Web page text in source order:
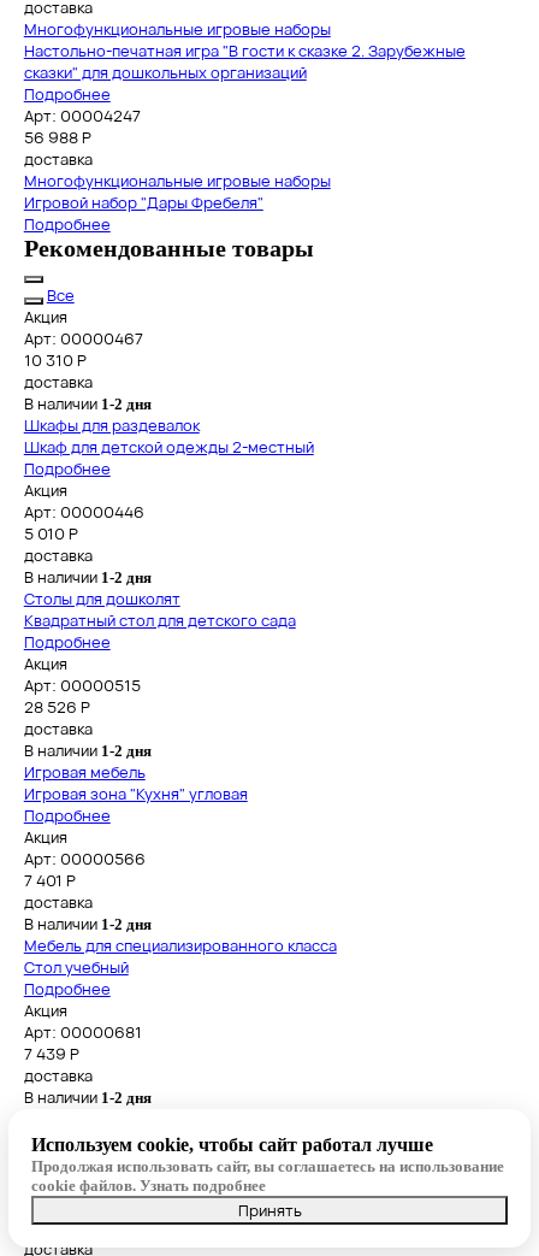
доставка
Многофункциональные игровые наборы
Настольно-печатная игра "В гости к сказке 2. Зарубежные
сказки" для дошкольных организаций
Подробнее
Арт: 00004247
56 988Р
доставка
Многофункциональные игровые наборы
Игровой набор "Дары Фребеля"
Подробнее
Рекомендованные товары
Все
Акция
Арт: 00000467
10 310Р
доставка
В наличии 1-2 дня
Шкафы для раздевалок
Шкаф для детской одежды 2-местный
Подробнее
Акция
Арт: 00000446
5 010Р
доставка
В наличии 1-2 дня
Столы для дошколят
Квадратный стол для детского сада
Подробнее
Акция
Арт: 00000515
28 526 Р
доставка
В наличии 1-2 дня
Игровая мебель
Игровая зона "Кухня" угловая
Подробнее
Акция
Арт: 00000566
7 401 Р
доставка
В наличии 1-2 дня
Мебель для специализированного класса
Стол учебный
Подробнее
Акция
Арт: 00000681
7 439 Р
доставка
В наличии 1-2 дня
Стул ученический Сигма, красный, гр. №6
Подробнее
Акция
5 807Р
доставка
Используем cookie, чтобы сайт работал лучше
Продолжая использовать сайт, вы соглашаетесь на использование
cookie файлов.Узнать подробнее
Принять